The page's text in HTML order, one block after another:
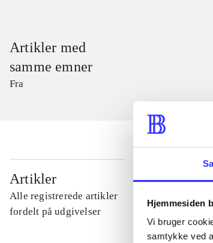
Hjemmesiden
Vi bruger
samtykke ved
Artikler med
samme emner
Fra
Artikler
Alle registrerede artikler
fordelt på udgivelser